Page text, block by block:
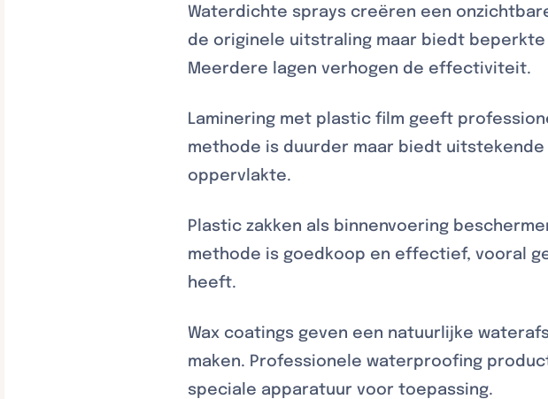
Waterdichte sprays creëren een
de originele uitstraling maar biedt
Meerdere lagen verhogen de effectiviteit.
Laminering met plastic film geeft
methode is duurder maar biedt
oppervlakte.
Plastic zakken als binnenvoering
methode is goedkoop en effectief, vooral
heeft.
Wax coatings geven een natuurlijke
maken. Professionele waterproofing
speciale apparatuur voor toepassing.